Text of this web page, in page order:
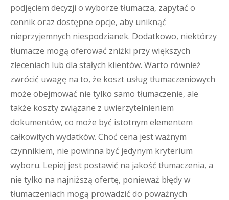
podjęciem decyzji o wyborze tłumacza, zapytać o
cennik oraz dostępne opcje, aby uniknąć
nieprzyjemnych niespodzianek. Dodatkowo, niektórzy
tłumacze mogą oferować zniżki przy większych
zleceniach lub dla stałych klientów. Warto również
zwrócić uwagę na to, że koszt usług tłumaczeniowych
może obejmować nie tylko samo tłumaczenie, ale
także koszty związane z uwierzytelnieniem
dokumentów, co może być istotnym elementem
całkowitych wydatków. Choć cena jest ważnym
czynnikiem, nie powinna być jedynym kryterium
wyboru. Lepiej jest postawić na jakość tłumaczenia, a
nie tylko na najniższą ofertę, ponieważ błędy w
tłumaczeniach mogą prowadzić do poważnych